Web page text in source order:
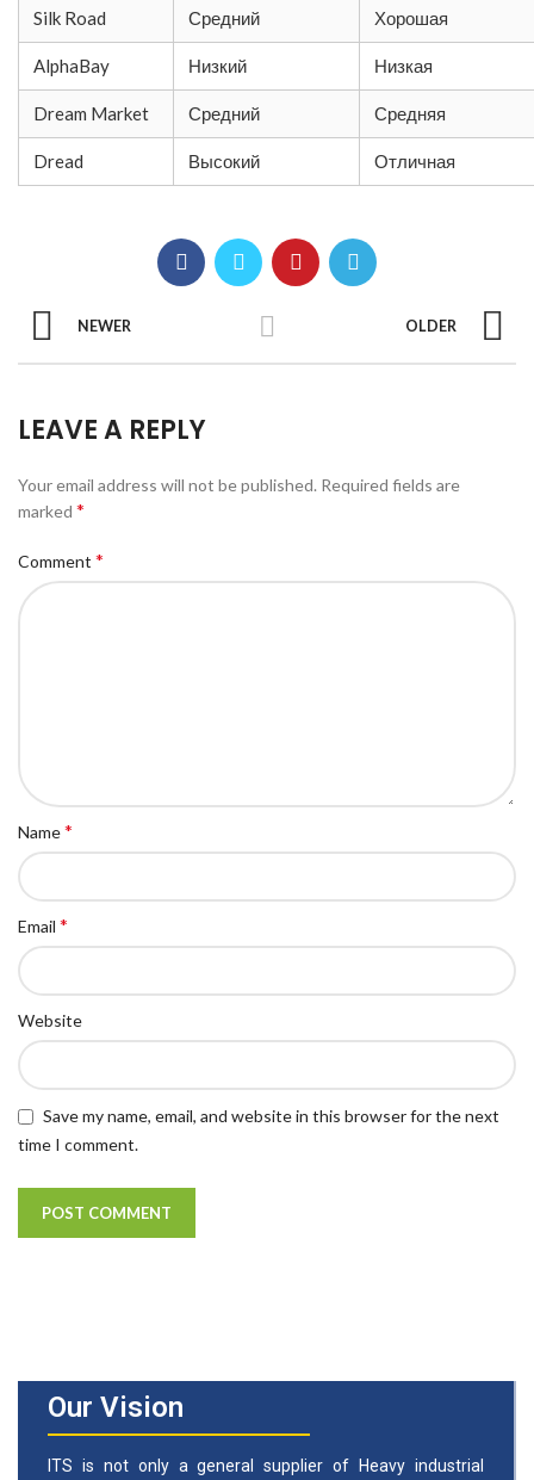
Silk Road Средний Хорошая
AlphaBay Низкий Низкая
Dream Market Средний Средняя
Dread Высокий Отличная
NEWER OLDER
LEAVE A REPLY
Your email address will not be published. Required fields are
marked *
Comment *
Name*
Email *
Website
Save my name, email, and website in this browser for the next
time I comment.
Our Vision
ITS is not only a general supplier of Heavy industrial